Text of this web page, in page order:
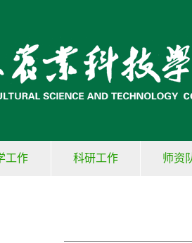
工作 科研工作 师资